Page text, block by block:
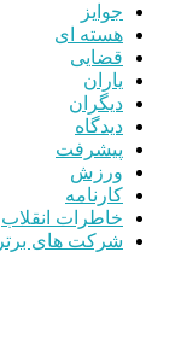
جوایز
هسته ای
قضایی
یاران
دیگران
دیدگاه
پیشرفت
ورزش
کارنامه
خاطرات انقلاب
شرکت های برتر